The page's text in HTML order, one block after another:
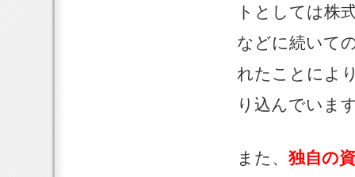
トとしては株
などに続いて
れたことによ
り込んでいま
また、 独自の